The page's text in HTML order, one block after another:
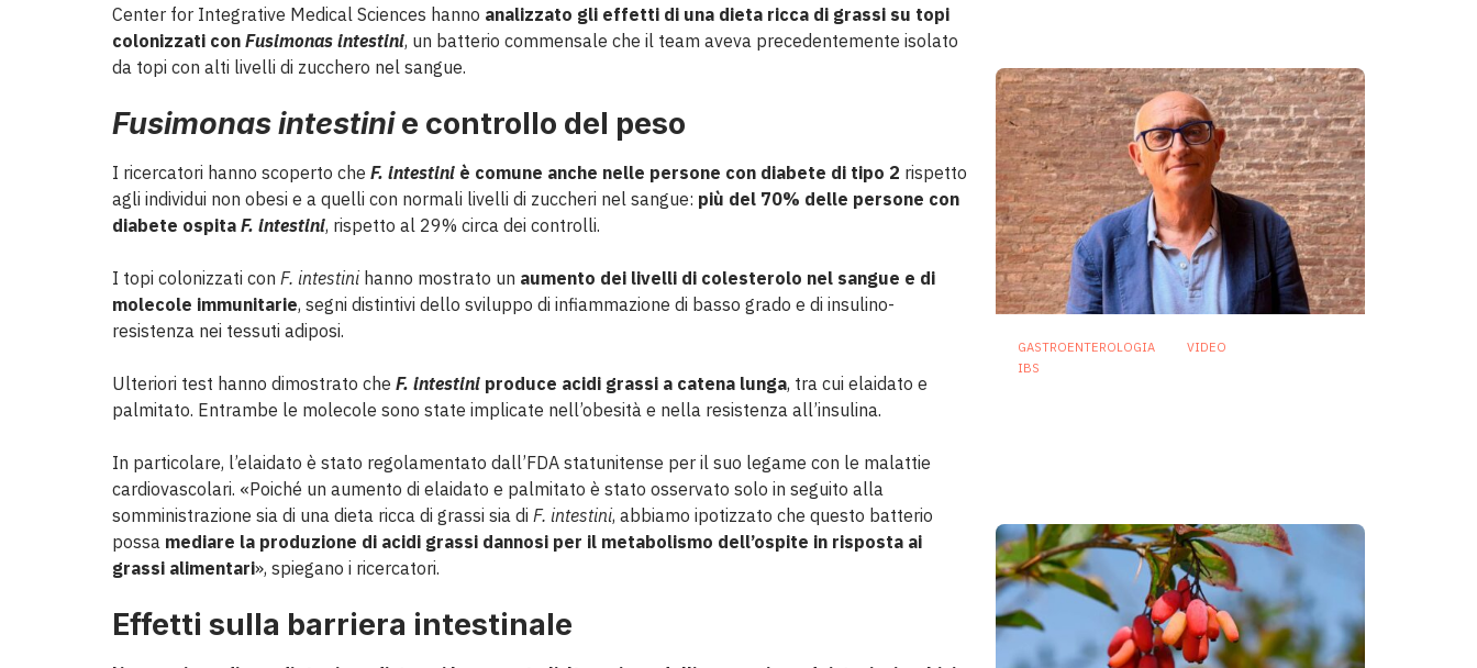
Center for Integrative Medical Sciences hanno analizzato gli effetti di una dieta ricca di grassi su topi
colonizzati con Fusimonas intestini, un batterio commensale che il team aveva precedentemente isolato
da topi con alti livelli di zucchero nel sangue.
Fusimonas intestinie controllo del peso
I ricercatori hanno scoperto che F. intestini è comune anche nelle persone con diabete di tipo 2 rispetto
agli individui non obesi e a quelli con normali livelli di zuccheri nel sangue: più del 70% delle persone con
diabete ospita F. intestini, rispetto al 29% circa dei controlli.
I topi colonizzati con F. intestinihanno mostrato un aumento dei livelli di colesterolo nel sangue e di
molecole immunitarie, segni distintivi dello sviluppo di infiammazione di basso grado e di insulino-
resistenza nei tessuti adiposi.
Ulteriori test hanno dimostrato che F. intestini produce acidi grassi a catena lunga, tra cui elaidato e
palmitato. Entrambe le molecole sono state implicate nell’obesità e nella resistenza all’insulina.
In particolare, l’elaidato è stato regolamentato dall’FDA statunitense per il suo legame con le malattie
cardiovascolari. «Poiché un aumento di elaidato e palmitato è stato osservato solo in seguito alla
somministrazione sia di una dieta ricca di grassi sia di F. intestini, abbiamo ipotizzato che questo batterio
possa mediare la produzione di acidi grassi dannosi per il metabolismo dell’ospite in risposta ai
grassi alimentari», spiegano i ricercatori.
Effetti sulla barriera intestinale
GASTROENTEROLOGIA
VIDEO
IBS